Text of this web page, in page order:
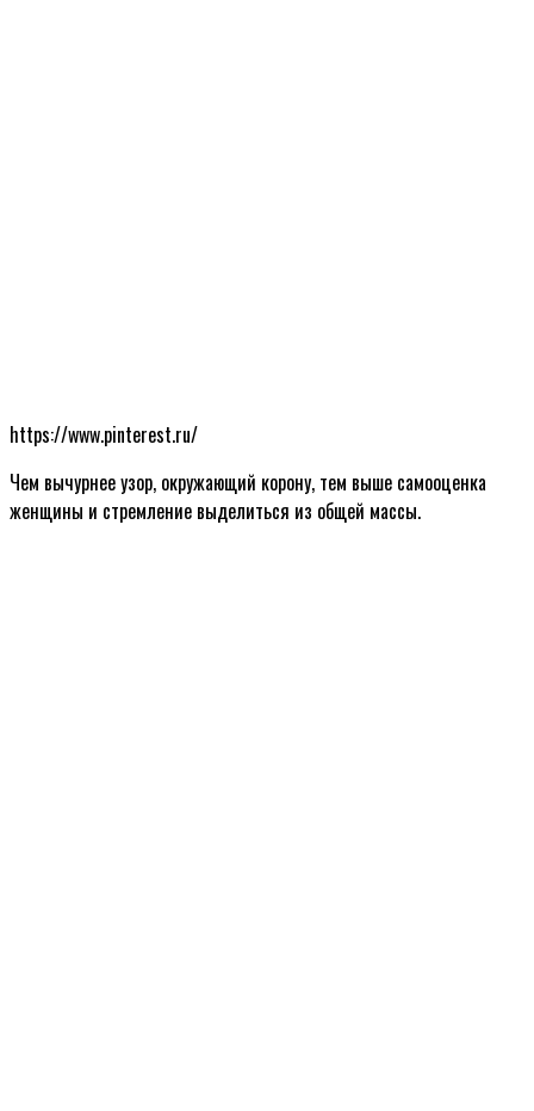
https://www.pinterest.ru/
Чем вычурнее узор, окружающий корону, тем выше самооценка
женщины и стремление выделиться из общей массы.